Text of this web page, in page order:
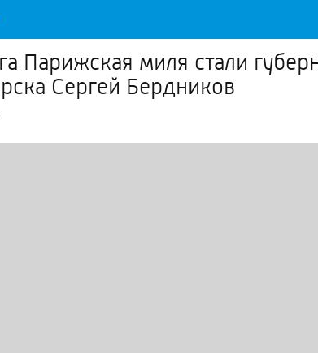
Парижская миля стали
Сергей Бердников